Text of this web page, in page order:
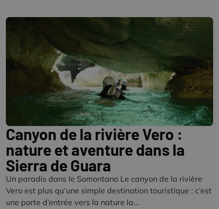
Canyon de la rivière Vero :
nature et aventure dans la
Sierra de Guara
Un paradis dans le Somontano Le canyon de la rivière
Vero est plus qu’une simple destination touristique : c’est
une porte d’entrée vers la nature la...